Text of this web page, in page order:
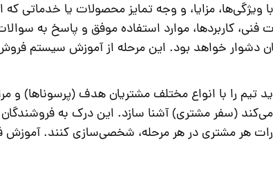
ویژگی‌ها، مزایا، و وجه تمایز محصولات یا خدماتی که
فنی، کاربردها، موارد استفاده موفق و پاسخ به
دشوار خواهد بود. این مرحله ازآموزش سیستم
تیم را با انواع مختلف مشتریان هدف (پرسوناها) و
(سفر مشتری) آشنا سازد. این درک به
هر مشتری در هر مرحله، شخصی‌سازی کنند.آموزش